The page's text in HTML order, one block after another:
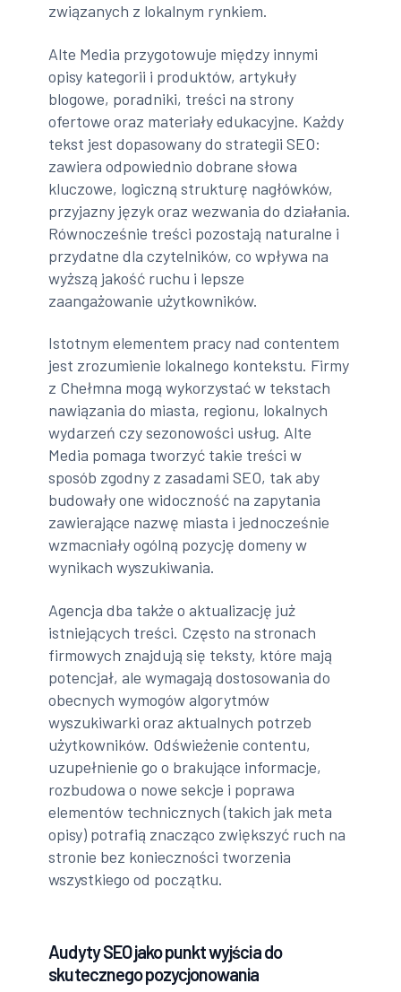
związanych z lokalnym rynkiem.
Alte Media przygotowuje między innymi
opisy kategorii i produktów, artykuły
blogowe, poradniki, treści na strony
ofertowe oraz materiały edukacyjne. Każdy
tekst jest dopasowany do strategii SEO:
zawiera odpowiednio dobrane słowa
kluczowe, logiczną strukturę nagłówków,
przyjazny język oraz wezwania do działania.
Równocześnie treści pozostają naturalne i
przydatne dla czytelników, co wpływa na
wyższą jakość ruchu i lepsze
zaangażowanie użytkowników.
Istotnym elementem pracy nad contentem
jest zrozumienie lokalnego kontekstu. Firmy
z Chełmna mogą wykorzystać w tekstach
nawiązania do miasta, regionu, lokalnych
wydarzeń czy sezonowości usług. Alte
Media pomaga tworzyć takie treści w
sposób zgodny z zasadami SEO, tak aby
budowały one widoczność na zapytania
zawierające nazwę miasta i jednocześnie
wzmacniały ogólną pozycję domeny w
wynikach wyszukiwania.
Agencja dba także o aktualizację już
istniejących treści. Często na stronach
firmowych znajdują się teksty, które mają
potencjał, ale wymagają dostosowania do
obecnych wymogów algorytmów
wyszukiwarki oraz aktualnych potrzeb
użytkowników. Odświeżenie contentu,
uzupełnienie go o brakujące informacje,
rozbudowa o nowe sekcje i poprawa
elementów technicznych (takich jak meta
opisy) potrafią znacząco zwiększyć ruch na
stronie bez konieczności tworzenia
wszystkiego od początku.
Audyty SEO jako punkt wyjścia do
skutecznego pozycjonowania